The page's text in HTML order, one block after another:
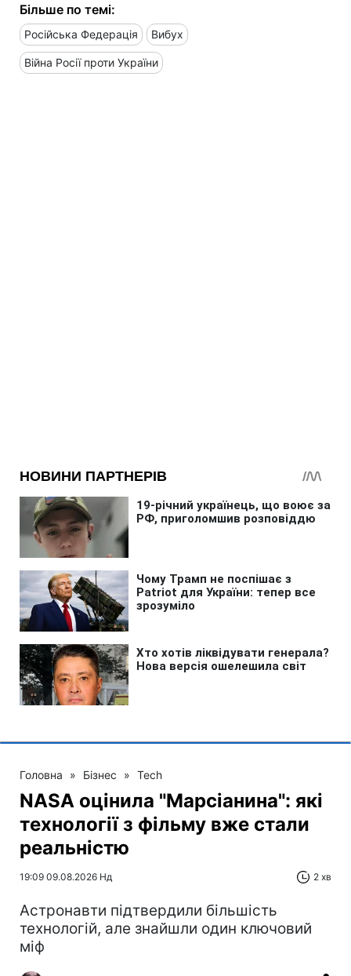
Більше по темі:
Російська Федерація Вибух
Війна Росії проти України
Головна » Бізнес » Tech
NASA оцінила "Марсіанина": які
технології з фільму вже стали
реальністю
19:09 09.08.2026 Нд 2 хв
Астронавти підтвердили більшість
технологій, але знайшли один ключовий
міф